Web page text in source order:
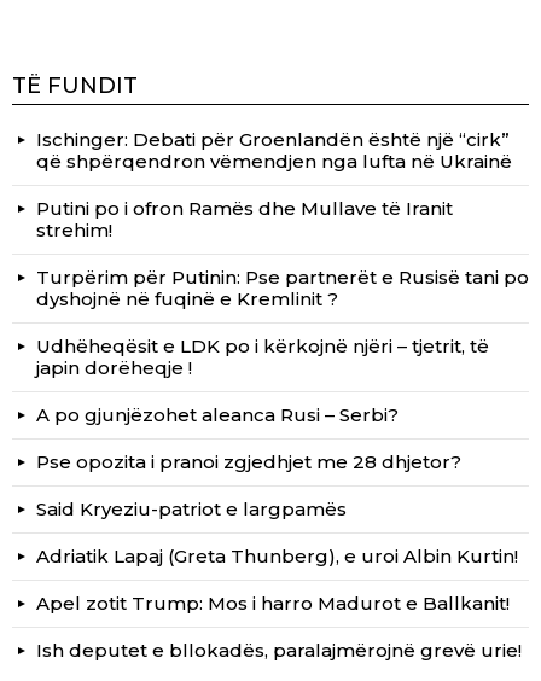
TË FUNDIT
Ischinger: Debati për Groenlandën është një “cirk”
që shpërqendron vëmendjen nga lufta në Ukrainë
Putini po i ofron Ramës dhe Mullave të Iranit
strehim!
Turpërim për Putinin: Pse partnerët e Rusisë tani po
dyshojnë në fuqinë e Kremlinit ?
Udhëheqësit e LDK po i kërkojnë njëri – tjetrit, të
japin dorëheqje !
A po gjunjëzohet aleanca Rusi – Serbi?
Pse opozita i pranoi zgjedhjet me 28 dhjetor?
Said Kryeziu-patriot e largpamës
Adriatik Lapaj (Greta Thunberg), e uroi Albin Kurtin!
Apel zotit Trump: Mos i harro Madurot e Ballkanit!
Ish deputet e bllokadës, paralajmërojnë grevë urie!